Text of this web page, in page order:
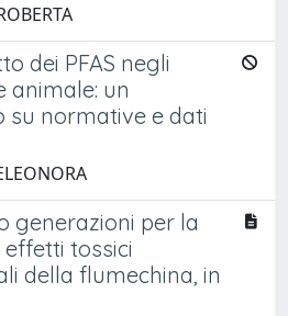
dei PFAS negli
animale: un
normative e dati
generazioni per la
tossici
della flumechina, in